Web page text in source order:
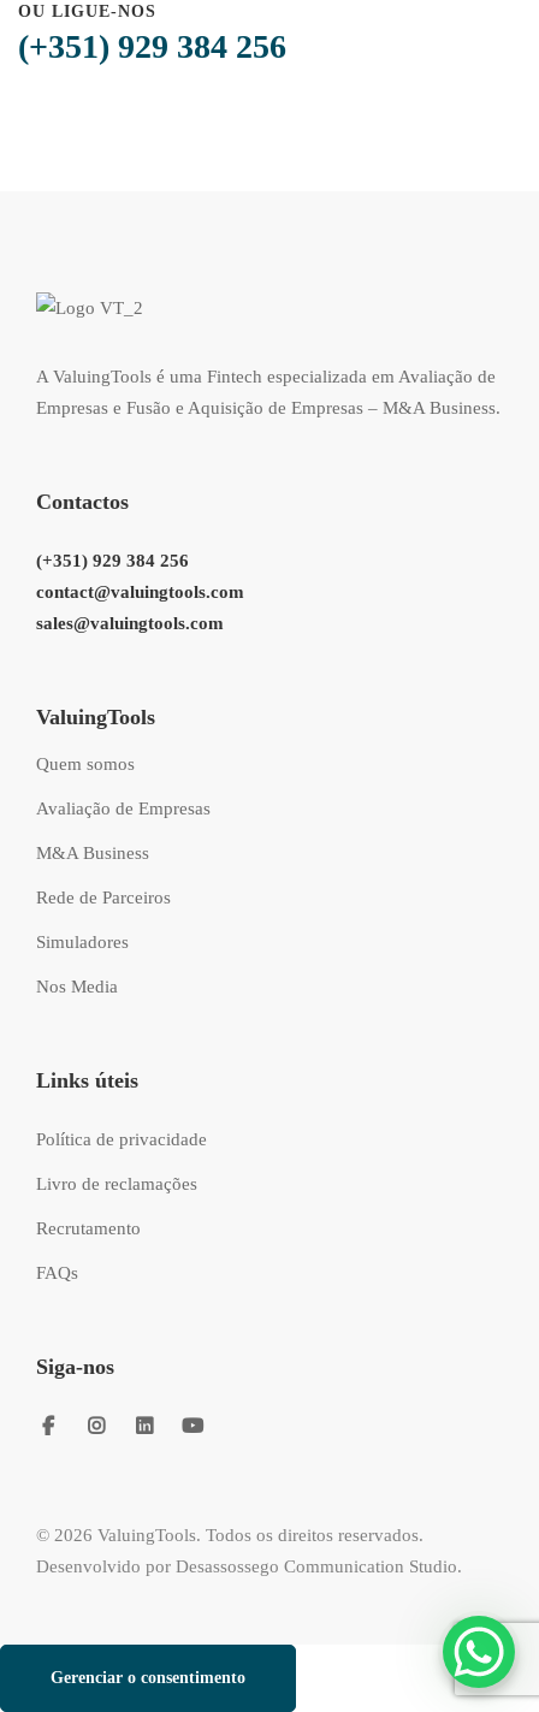
OU LIGUE-NOS
(+351) 929 384 256
A ValuingTools é uma Fintech especializada em Avaliação de
Empresas e Fusão e Aquisição de Empresas – M&A Business.
Contactos
(+351) 929 384 256
contact@valuingtools.com
sales@valuingtools.com
ValuingTools
Quem somos
Avaliação de Empresas
M&A Business
Rede de Parceiros
Simuladores
Nos Media
Links úteis
Política de privacidade
Livro de reclamações
Recrutamento
FAQs
Siga-nos
© 2026 ValuingTools. Todos os direitos reservados.
Desenvolvido por Desassossego Communication Studio.
Gerenciar o consentimento